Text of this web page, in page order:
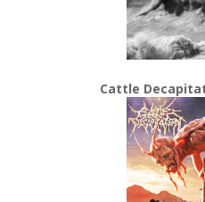
Cattle